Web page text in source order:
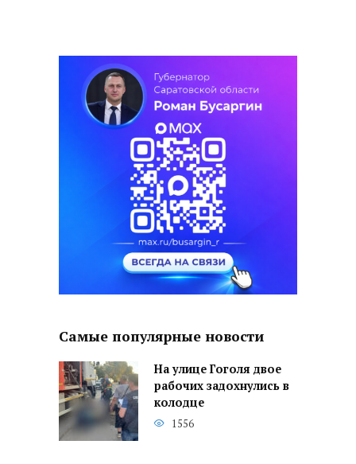
Самые популярные новости
На улице Гоголя двое
рабочих задохнулись в
колодце
1556